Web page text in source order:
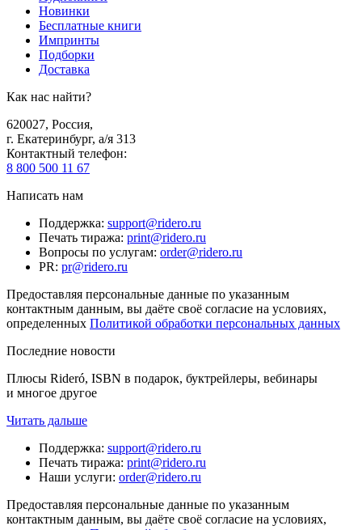
Новинки
Бесплатные книги
Импринты
Подборки
Доставка
Как нас найти?
620027, Россия,
г. Екатеринбург, а/я 313
Контактный телефон:
8 800 500 11 67
Написать нам
Поддержка: support@ridero.ru
Печать тиража: print@ridero.ru
Вопросы по услугам: order@ridero.ru
PR: pr@ridero.ru
Предоставляя персональные данные по указанным
контактным данным, вы даёте своё согласие на условиях,
определенных Политикой обработки персональных данных
Последние новости
Плюсы Rideró, ISBN в подарок, буктрейлеры, вебинары
и многое другое
Читать дальше
Поддержка: support@ridero.ru
Печать тиража: print@ridero.ru
Наши услуги: order@ridero.ru
Предоставляя персональные данные по указанным
контактным данным, вы даёте своё согласие на условиях,